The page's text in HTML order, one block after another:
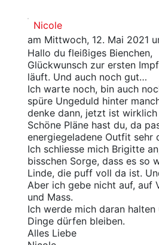
Nicole
am Mittwoch, 12. Mai 2021
Hallo du fleißiges Bienchen,
Glückwunsch zur ersten
läuft. Und auch noch gut…
Ich warte noch, bin auch
spüre Ungeduld hinter
denke dann, jetzt ist wirklich
Schöne Pläne hast du, da
energiegeladene Outfit sehr
Ich schliesse mich Brigitte
bisschen Sorge, dass es so
Linde, die puff voll da ist.
Aber ich gebe nicht auf, auf
und Mass.
Ich werde mich daran
Dinge dürfen bleiben.
Alles Liebe